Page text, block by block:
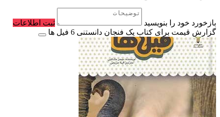
بازخورد خود را بنویسید
ثبت اطلاعات
گزارش قیمت برای کتاب یک فنجان دانستنی 6 فیل‌ ها